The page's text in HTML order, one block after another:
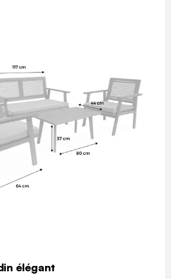
élégant